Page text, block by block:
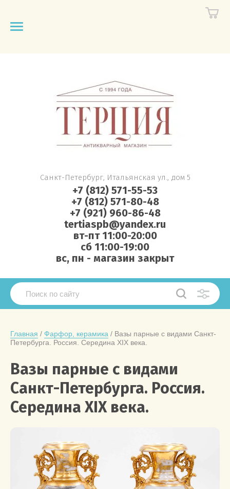
Санкт-Петербург, Итальянская ул., дом 5
+7 (812) 571-55-53
+7 (812) 571-80-48
+7 (921) 960-86-48
tertiaspb@yandex.ru
вт-пт 11:00-20:00
сб 11:00-19:00
вс, пн - магазин закрыт
Главная / Фарфор, керамика / Вазы парные с видами Санкт-
Петербурга. Россия. Середина XIX века.
Вазы парные с видами
Санкт-Петербурга. Россия.
Середина XIX века.